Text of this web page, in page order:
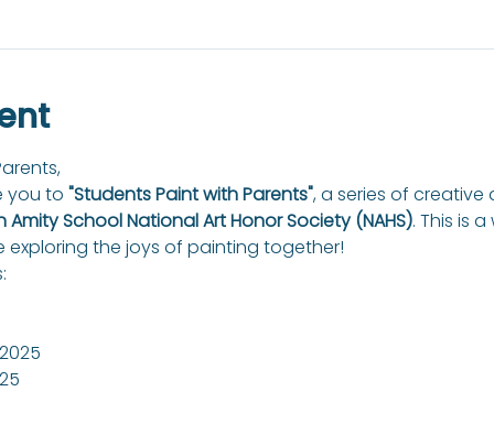
you to "Students Paint with Parents", a series of
Amity School National Art Honor Society (NAHS). This is
exploring the joys of painting together!